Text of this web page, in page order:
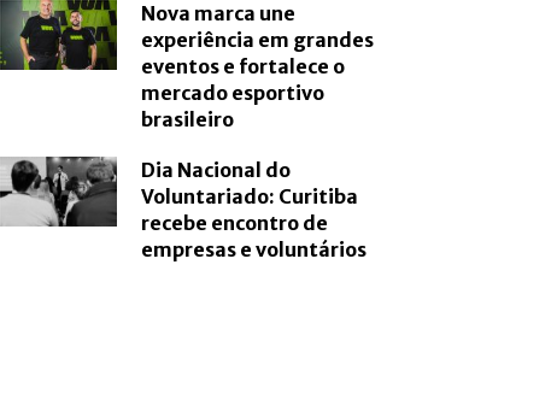
Nova marca une
experiência em grandes
eventos e fortalece o
mercado esportivo
brasileiro
Dia Nacional do
Voluntariado: Curitiba
recebe encontro de
empresas e voluntários